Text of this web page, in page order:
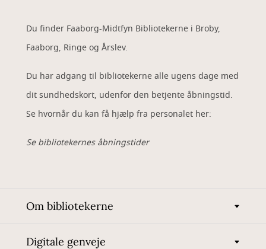
Du finder Faaborg-Midtfyn Bibliotekerne i Broby,
Faaborg, Ringe og Årslev.
Du har adgang til bibliotekerne alle ugens dage med
dit sundhedskort, udenfor den betjente åbningstid.
Se hvornår du kan få hjælp fra personalet her:
Se bibliotekernes åbningstider
Om bibliotekerne
Digitale genveje